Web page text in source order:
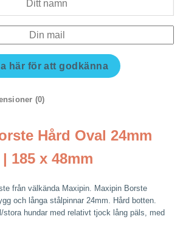
här för att godkänna
(0)
Hård Oval 24mm
185 x 48mm
från välkända Maxipin. Maxipin Borste
och långa stålpinnar 24mm. Hård botten.
stora hundar med relativt tjock lång päls, med